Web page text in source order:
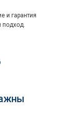
и гарантия
подход.